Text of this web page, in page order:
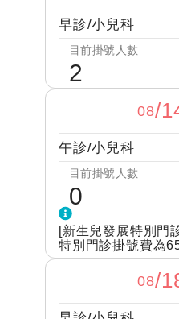
早診/小兒科
目前掛號人數
2
08/
午診/小兒科
目前掛號人數
0
[新生兒發展特別門
特別門診掛號費為
08/